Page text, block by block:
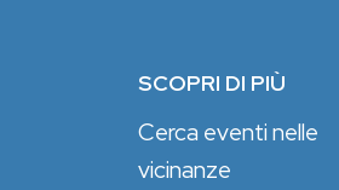
SCOPRI DI PIÙ
Cerca eventi nelle
vicinanze